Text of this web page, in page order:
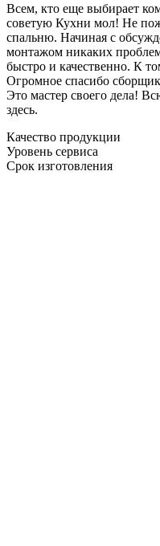
Всем, кто еще выбирает
советую Кухни мол! Не
спальню. Начиная с
монтажом никаких
быстро и качественно. К
Огромное спасибо
Это мастер своего дела!
здесь.
Качество продукции
Уровень сервиса
Срок изготовления